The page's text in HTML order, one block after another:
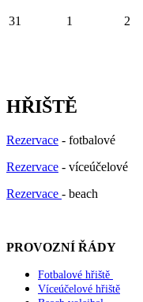
31 1 2
HŘIŠTĚ
Rezervace - fotbalové
Rezervace - víceúčelové
Rezervace - beach
PROVOZNÍ ŘÁDY
Fotbalové hřiště
Víceúčelové hřiště